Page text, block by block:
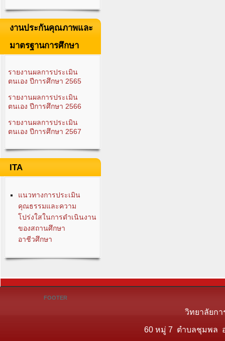
งานประกันคุณภาพและ
มาตรฐานการศึกษา
รายงานผลการประเมิน
ตนเอง ปีการศึกษา 2565
รายงานผลการประเมิน
ตนเอง ปีการศึกษา 2566
รายงานผลการประเมิน
ตนเอง ปีการศึกษา 2567
ITA
แนวทางการประเมิน
คุณธรรมและความ
โปร่งใสในการดำเนินงาน
ของสถานศึกษา
อาชีวศึกษา
FOOTER
วิทยาลัยกา
60 หมู่ 7 ตำบลชุมพล อ